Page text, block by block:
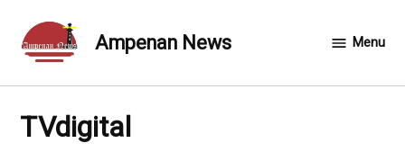
content
Ampenan News Menu
TVdigital